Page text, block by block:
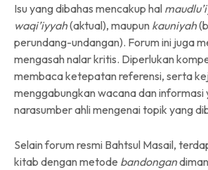
Isu yang dibahas mencakup hal
waqi’iyyah(aktual), maupun kauniyah
perundang-undangan). Forum ini juga
mengasah nalar kritis. Diperlukan
membaca ketepatan referensi, serta
menggabungkan wacana dan informasi
narasumber ahli mengenai topik yang
Selain forum resmi Bahtsul Masail,
kitab dengan metode bandongan